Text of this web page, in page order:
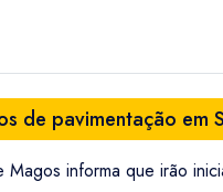
de pavimentação em
Magos informa que irão